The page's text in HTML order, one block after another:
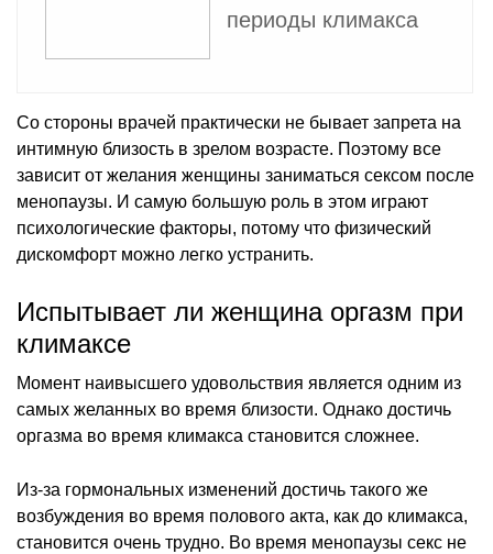
периоды климакса
Со стороны врачей практически не бывает запрета на
интимную близость в зрелом возрасте. Поэтому все
зависит от желания женщины заниматься сексом после
менопаузы. И самую большую роль в этом играют
психологические факторы, потому что физический
дискомфорт можно легко устранить.
Испытывает ли женщина оргазм при
климаксе
Момент наивысшего удовольствия является одним из
самых желанных во время близости. Однако достичь
оргазма во время климакса становится сложнее.
Из-за гормональных изменений достичь такого же
возбуждения во время полового акта, как до климакса,
становится очень трудно. Во время менопаузы секс не